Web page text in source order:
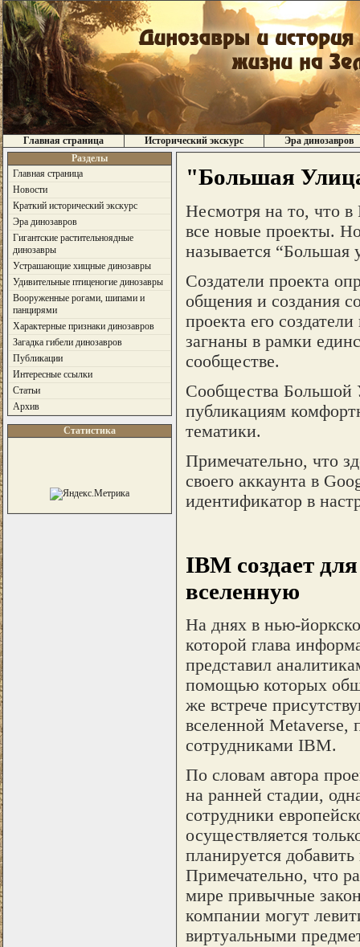
Главная страница Исторический экскурс
Эра динозавров
Разделы
Главная страница
Новости
Краткий исторический экскурс
Эра динозавров
Гигантские растительноядные
динозавры
Устрашающие хищные динозавры
Удивительные птиценогие динозавры
Вооруженные рогами, шипами и
панцирями
Характерные признаки динозавров
Загадка гибели динозавров
Публикации
Интересные ссылки
Статьи
Архив
Статистика
"Большая
Несмотря на то, что в
все новые проекты.
называется “Большая
Создатели проекта
общения и создания
проекта его
загнаны в рамки
сообществе.
Сообщества Большой
публикациям
тематики.
Примечательно, что
своего аккаунта в
идентификатор в
IBM создает
вселенную
На днях в нью-
которой глава
представил
помощью которых
же встрече
вселенной Metaverse,
сотрудниками IBM.
По словам автора
на ранней стадии,
сотрудники
осуществляется
планируется
Примечательно, что
мире привычные
компании могут
виртуальными